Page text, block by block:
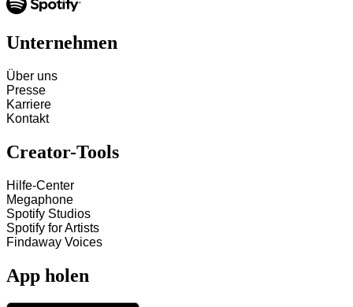
Unternehmen
Über uns
Presse
Karriere
Kontakt
Creator-Tools
Hilfe-Center
Megaphone
Spotify Studios
Spotify for Artists
Findaway Voices
App holen